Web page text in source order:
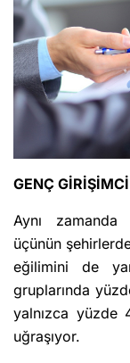
GENÇ
Aynı
üçünün
eğilimini de
gruplarında
yalnızca yüzde
uğraşıyor.